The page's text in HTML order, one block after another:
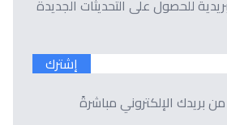
للحصول على التحديثات الجديدة
إشترك
من بريدك الإلكتروني مباشرةً